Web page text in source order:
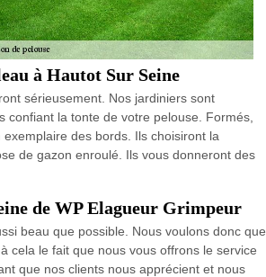
à Hautot Sur Seine
sérieusement. Nos jardiniers sont
confiant la tonte de votre pelouse. Formés,
des bords. Ils choisiront la
de gazon enroulé. Ils vous donneront des
de WP Elagueur Grimpeur
beau que possible. Nous voulons donc que
cela le fait que nous vous offrons le service
que nos clients nous apprécient et nous